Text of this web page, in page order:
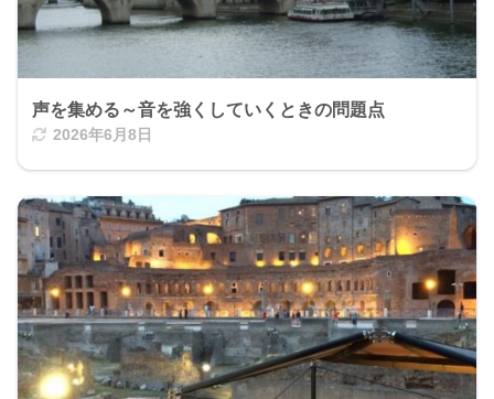
声を集める～音を強くしていくときの問題点
2026年6月8日